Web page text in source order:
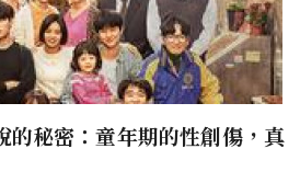
的秘密：童年期的性創傷，真